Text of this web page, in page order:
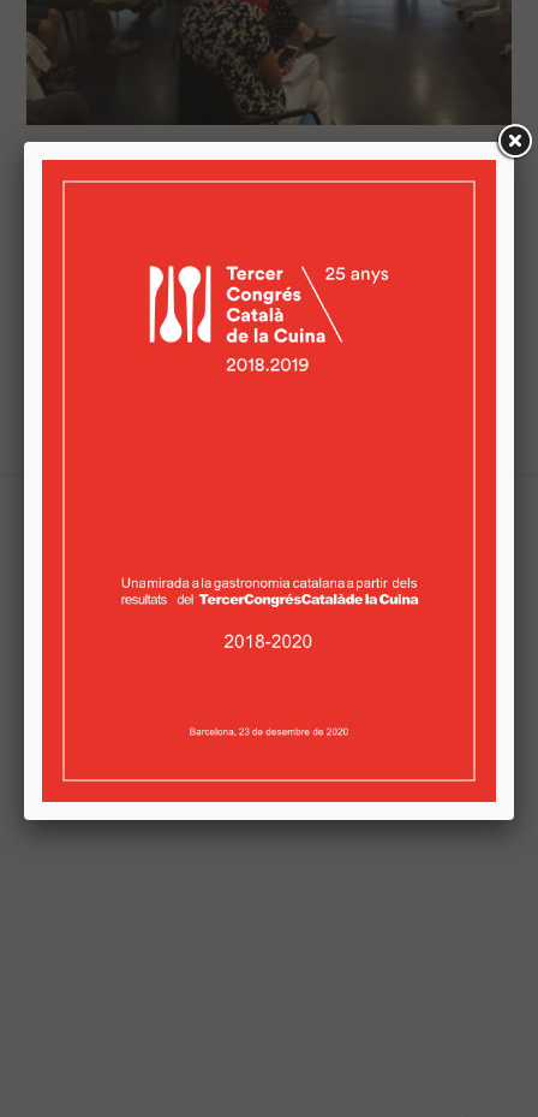
EMPRESARIS I EMPRENEDORS ES
REUNEIXEN EN LA JORNADA 'A
En una de les sessions, comerços i restaurants del
territori van poder "establir contactes i promoure
acords comercials per a crear sinergies" Empresaris i
emprenedors del sector agroalimentari es reuneixen al